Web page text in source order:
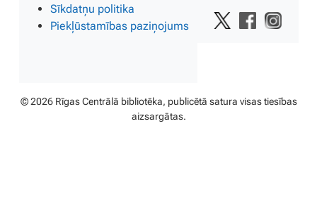
Sīkdatņu politika
Piekļūstamības paziņojums
© 2026 Rīgas Centrālā bibliotēka, publicētā satura visas tiesības
aizsargātas.